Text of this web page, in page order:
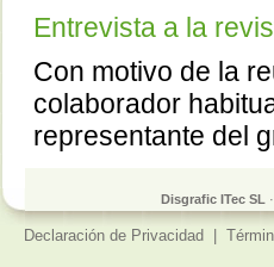
Entrevista a la
Con motivo de la
colaborador
representante del
Disgrafic ITec SL ·
Declaración de Privacidad